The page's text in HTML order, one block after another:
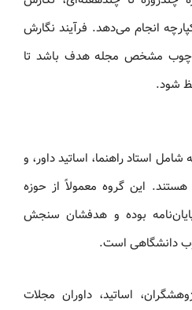
انجام می‌دهد. فرآیند نگارش
مشخص مجله هدف باشد تا
شود.
شامل استاد راهنما، اساتید داور، و
این گروه معمولاً از حوزه
بوده و هدفشان سنجش
دانشگاهی است.
اساتید، داوران مجلات